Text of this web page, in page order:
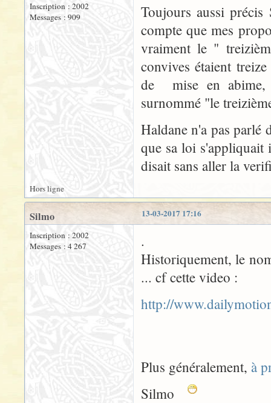
Inscription : 2002
Messages : 909
Toujours aussi
compte que mes
vraiment le "
convives étaient
de mise en abime,
surnommé "le
Haldane n'a pas parlé
que sa loi s'appliquait
disait sans aller la
Hors ligne
13-03-2017 17:16
Silmo
Inscription : 2002
Messages : 4 267
.
Historiquement, le
... cf cette video :
http://
Plus généralement, à
Silmo